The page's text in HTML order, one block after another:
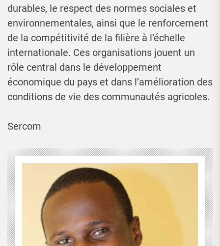
durables, le respect des normes sociales et
environnementales, ainsi que le renforcement
de la compétitivité de la filière à l’échelle
internationale. Ces organisations jouent un
rôle central dans le développement
économique du pays et dans l’amélioration des
conditions de vie des communautés agricoles.
Sercom